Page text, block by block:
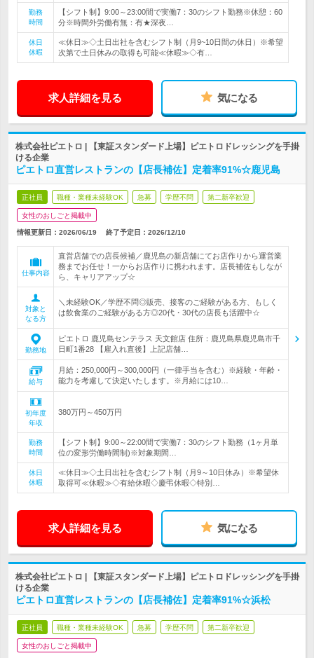
勤務
時間
【シフト制】9:00～23:00間で実働7：30のシフト勤務※休憩：60
分※時間外労働有無：有★深夜…
休日
休暇
≪休日≫◇土日出社を含むシフト制（月9~10日間の休日）※希望
次第で土日休みの取得も可能≪休暇≫◇有…
求人詳細を見る 気になる
株式会社ピエトロ | 【東証スタンダード上場】ピエトロドレッシングを手掛
ける企業
ピエトロ直営レストランの【店長補佐】定着率91%☆鹿児島
正社員 職種・業種未経験OK 急募 学歴不問 第二新卒歓迎
女性のおしごと掲載中
情報更新日：2026/06/19 終了予定日： 2026/12/10
仕事内容
直営店舗での店長候補／鹿児島の新店舗にてお店作りから運営業
務までお任せ！一からお店作りに携われます。店長補佐もしなが
ら、キャリアアップ☆
対象と
なる方
＼未経験OK／学歴不問◎販売、接客のご経験がある方、もしく
は飲食業のご経験がある方◎20代・30代の店長も活躍中☆
勤務地
ピエトロ 鹿児島センテラス 天文館店 住所：鹿児島県鹿児島市千
日町1番28 【雇入れ直後】上記店舗…
給与
月給：250,000円～300,000円（一律手当を含む）※経験・年齢・
能力を考慮して決定いたします。※月給には10…
初年度
年収
380万円～450万円
勤務
時間
【シフト制】9:00～22:00間で実働7：30のシフト勤務（1ヶ月単
位の変形労働時間制)※対象期間…
休日
休暇
≪休日≫◇土日出社を含むシフト制（月9～10日休み）※希望休
取得可≪休暇≫◇有給休暇◇慶弔休暇◇特別…
求人詳細を見る 気になる
株式会社ピエトロ | 【東証スタンダード上場】ピエトロドレッシングを手掛
ける企業
ピエトロ直営レストランの【店長補佐】定着率91%☆浜松
正社員 職種・業種未経験OK 急募 学歴不問 第二新卒歓迎
女性のおしごと掲載中